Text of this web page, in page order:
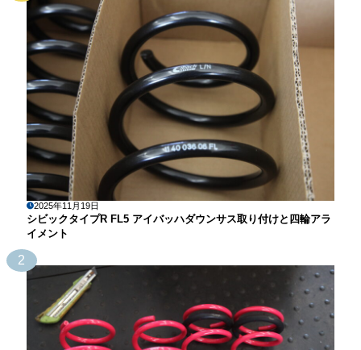
2025年11月19日
シビックタイプR FL5 アイバッハダウンサス取り付けと四輪アラ
イメント
2